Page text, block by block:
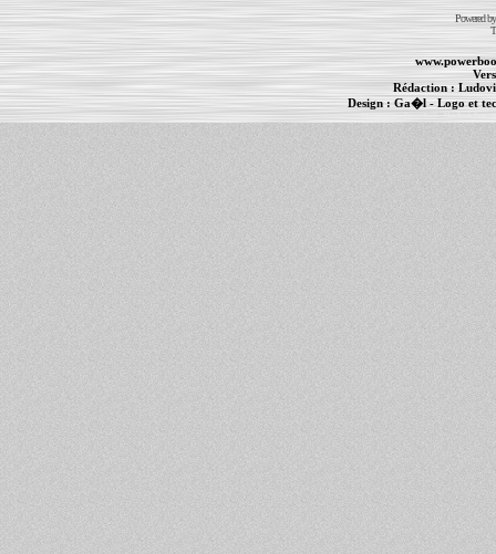
Powered
Rédaction :
Design : Ga�l- Logo et